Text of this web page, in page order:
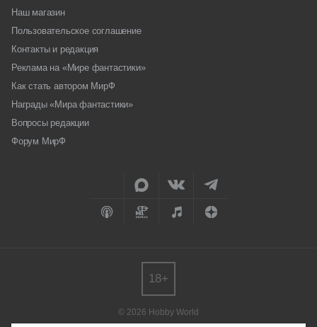
Наш магазин
Пользовательское соглашение
Контакты и редакция
Реклама на «Мире фантастики»
Как стать автором МирФ
Награды «Мира фантастики»
Вопросы редакции
Форум МирФ
© 2026 Hobby World
18+